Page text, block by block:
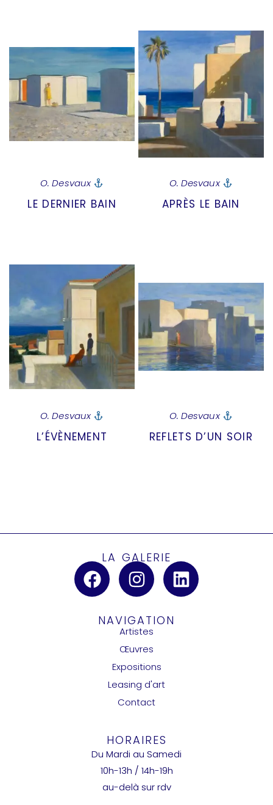
O. Desvaux
LE DERNIER BAIN
O. Desvaux
APRÈS LE BAIN
O. Desvaux
L’ÉVÈNEMENT
O. Desvaux
REFLETS D’UN SOIR
LA GALERIE
NAVIGATION
Artistes
Œuvres
Expositions
Leasing d'art
Contact
HORAIRES
Du Mardi au Samedi
10h-13h / 14h-19h
au-delà sur rdv